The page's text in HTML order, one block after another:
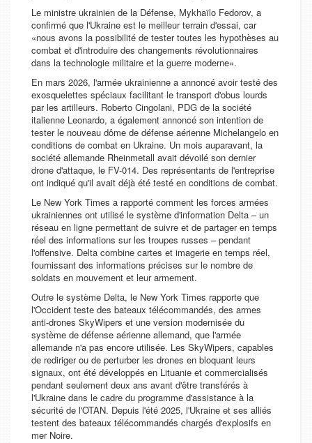
Le ministre ukrainien de la Défense, Mykhaïlo Fedorov, a
confirmé que l'Ukraine est le meilleur terrain d'essai, car
«nous avons la possibilité de tester toutes les hypothèses au
combat et d'introduire des changements révolutionnaires
dans la technologie militaire et la guerre moderne».
En mars 2026, l'armée ukrainienne a annoncé avoir testé des
exosquelettes spéciaux facilitant le transport d'obus lourds
par les artilleurs. Roberto Cingolani, PDG de la société
italienne Leonardo, a également annoncé son intention de
tester le nouveau dôme de défense aérienne Michelangelo en
conditions de combat en Ukraine. Un mois auparavant, la
société allemande Rheinmetall avait dévoilé son dernier
drone d'attaque, le FV-014. Des représentants de l'entreprise
ont indiqué qu'il avait déjà été testé en conditions de combat.
Le New York Times a rapporté comment les forces armées
ukrainiennes ont utilisé le système d'information Delta – un
réseau en ligne permettant de suivre et de partager en temps
réel des informations sur les troupes russes – pendant
l'offensive. Delta combine cartes et imagerie en temps réel,
fournissant des informations précises sur le nombre de
soldats en mouvement et leur armement.
Outre le système Delta, le New York Times rapporte que
l'Occident teste des bateaux télécommandés, des armes
anti-drones SkyWipers et une version modernisée du
système de défense aérienne allemand, que l'armée
allemande n'a pas encore utilisée. Les SkyWipers, capables
de rediriger ou de perturber les drones en bloquant leurs
signaux, ont été développés en Lituanie et commercialisés
pendant seulement deux ans avant d'être transférés à
l'Ukraine dans le cadre du programme d'assistance à la
sécurité de l'OTAN. Depuis l'été 2025, l'Ukraine et ses alliés
testent des bateaux télécommandés chargés d'explosifs en
mer Noire.